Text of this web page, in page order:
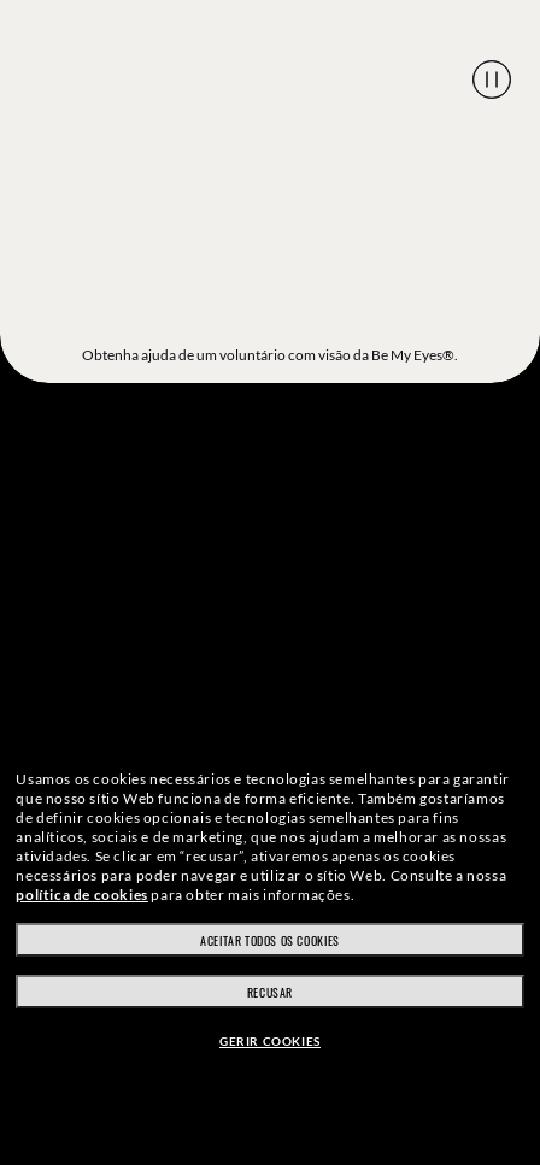
Obtenha ajuda de um voluntário com visão da Be My Eyes®.
Usamos os cookies necessários e tecnologias semelhantes para garantir
que nosso sítio Web funciona de forma eficiente. Também gostaríamos
de definir cookies opcionais e tecnologias semelhantes para fins
analíticos, sociais e de marketing, que nos ajudam a melhorar as nossas
atividades. Se clicar em “recusar”, ativaremos apenas os cookies
necessários para poder navegar e utilizar o sítio Web. Consulte a nossa
política de cookies para obter mais informações.
ACEITAR TODOS OS COOKIES
RECUSAR
GERIR COOKIES